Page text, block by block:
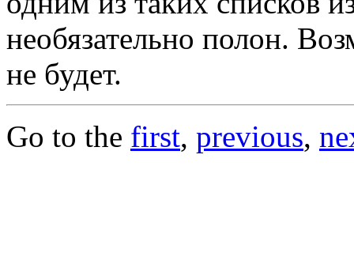
необязательно полон.
не будет.
Go to the first, previous,